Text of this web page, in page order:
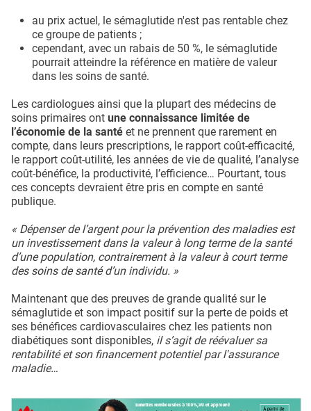
au prix actuel, le sémaglutide n'est pas rentable chez
ce groupe de patients ;
cependant, avec un rabais de 50 %, le sémaglutide
pourrait atteindre la référence en matière de valeur
dans les soins de santé.
Les cardiologues ainsi que la plupart des médecins de
soins primaires ont une connaissance limitée de
l’économie de la santé et ne prennent que rarement en
compte, dans leurs prescriptions, le rapport coût-efficacité,
le rapport coût-utilité, les années de vie de qualité, l’analyse
coût-bénéfice, la productivité, l’efficience… Pourtant, tous
ces concepts devraient être pris en compte en santé
publique.
« Dépenser de l’argent pour la prévention des maladies est
un investissement dans la valeur à long terme de la santé
d’une population, contrairement à la valeur à court terme
des soins de santé d’un individu. »
Maintenant que des preuves de grande qualité sur le
sémaglutide et son impact positif sur la perte de poids et
ses bénéfices cardiovasculaires chez les patients non
diabétiques sont disponibles, il s’agit de réévaluer sa
rentabilité et son financement potentiel par l'assurance
maladie…